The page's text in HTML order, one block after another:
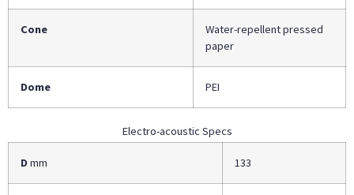
Cone
Water-repellent pressed
paper
Dome PEI
Dmm 133
Electro-acoustic Specs